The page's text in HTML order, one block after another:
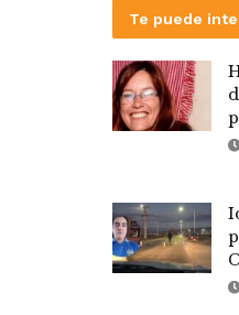
Te puede